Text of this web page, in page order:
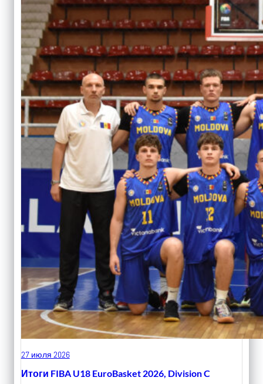
27 июля 2026
Итоги FIBA U18 EuroBasket 2026, Division C